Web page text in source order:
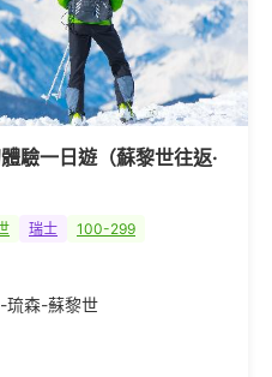
驗一日遊（蘇黎世往返·
瑞士 100-299
琉森-蘇黎世